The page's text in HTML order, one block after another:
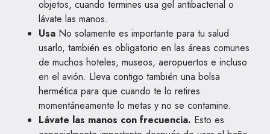
objetos, cuando termines usa gel antibacterial o
lávate las manos.
Usa No solamente es importante para tu salud
usarlo, también es obligatorio en las áreas comunes
de muchos hoteles, museos, aeropuertos e incluso
en el avión. Lleva contigo también una bolsa
hermética para que cuando te lo retires
momentáneamente lo metas y no se contamine.
Lávate las manos con frecuencia. Esto es